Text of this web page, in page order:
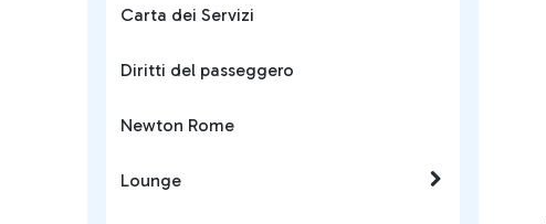
Carta dei Servizi
Diritti del passeggero
Newton Rome
Lounge